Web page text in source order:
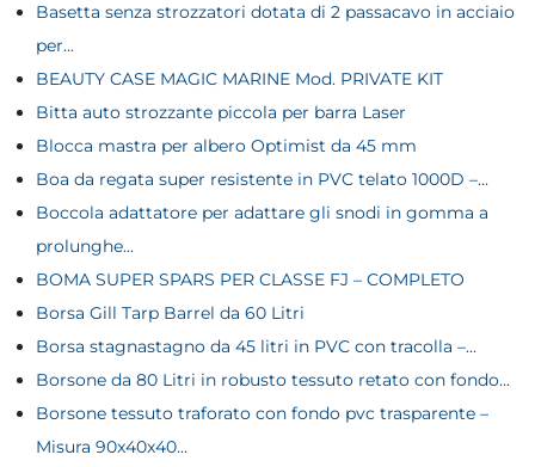
Basetta senza strozzatori dotata di 2 passacavo in acciaio
per...
BEAUTY CASE MAGIC MARINE Mod. PRIVATE KIT
Bitta auto strozzante piccola per barra Laser
Blocca mastra per albero Optimist da 45 mm
Boa da regata super resistente in PVC telato 1000D –...
Boccola adattatore per adattare gli snodi in gomma a
prolunghe...
BOMA SUPER SPARS PER CLASSE FJ – COMPLETO
Borsa Gill Tarp Barrel da 60 Litri
Borsa stagnastagno da 45 litri in PVC con tracolla –...
Borsone da 80 Litri in robusto tessuto retato con fondo...
Borsone tessuto traforato con fondo pvc trasparente –
Misura 90x40x40...